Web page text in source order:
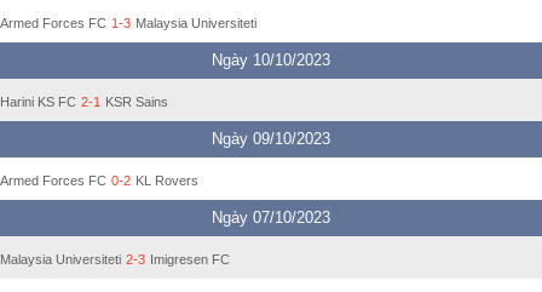
Armed Forces FC 1-3 Malaysia Universiteti
Ngày 10/10/2023
Harini KS FC 2-1 KSR Sains
Ngày 09/10/2023
Armed Forces FC 0-2 KL Rovers
Ngày 07/10/2023
Malaysia Universiteti 2-3 Imigresen FC